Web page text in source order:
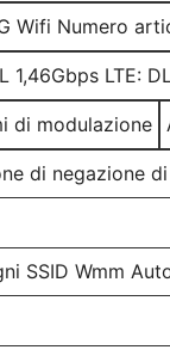
Wifi Numero
LTE:
di modulazione
di negazione
Wmm